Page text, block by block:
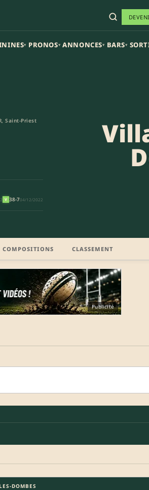
▾ PRONOS▾ ANNONCES▾ BARS▾
Saint-Priest
V 38-704/12/2022
COMPOSITIONS CLASSEMENT
Publicité
DOMBES